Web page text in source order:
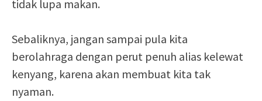
tidak lupa makan.
Sebaliknya, jangan sampai pula kita
berolahraga dengan perut penuh alias kelewat
kenyang, karena akan membuat kita tak
nyaman.